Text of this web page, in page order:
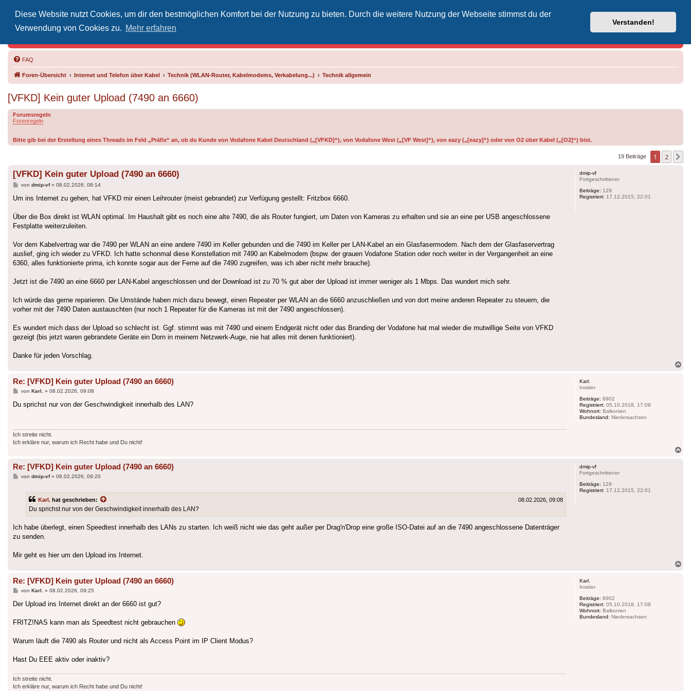
Diese Website nutzt Cookies, um dir den bestmöglichen Komfort bei der Nutzung zu bieten. Durch die weitere Nutzung der Webseite stimmst du der
Verwendung von Cookies zu. Mehr erfahren
Verstanden!
Vodafone-Kabel-Helpdesk
FAQ
Foren-Übersicht Internet und Telefon über Kabel Technik (WLAN-Router, Kabelmodems, Verkabelung...) Technik allgemein
[VFKD] Kein guter Upload (7490 an 6660)
Forumsregeln
Forenregeln
Bitte gib bei der Erstellung eines Threads im Feld „Präfix“ an, ob du Kunde von Vodafone Kabel Deutschland („[VFKD]“), von Vodafone West („[VF West]“), von eazy („[eazy]“) oder von O2 über Kabel („[O2]“) bist.
19 Beiträge 1 2
dmip-vf
Fortgeschrittener
Beiträge: 129
Registriert: 17.12.2015, 22:01
[VFKD] Kein guter Upload (7490 an 6660)
Beitrag
von dmip-vf» 08.02.2026, 08:14
Um ins Internet zu gehen, hat VFKD mir einen Leihrouter (meist gebrandet) zur Verfügung gestellt: Fritzbox 6660.
Über die Box direkt ist WLAN optimal. Im Haushalt gibt es noch eine alte 7490, die als Router fungiert, um Daten von Kameras zu erhalten und sie an eine per USB angeschlossene
Festplatte weiterzuleiten.
Vor dem Kabelvertrag war die 7490 per WLAN an eine andere 7490 im Keller gebunden und die 7490 im Keller per LAN-Kabel an ein Glasfasermodem. Nach dem der Glasfaservertrag
auslief, ging ich wieder zu VFKD. Ich hatte schonmal diese Konstellation mit 7490 an Kabelmodem (bspw. der grauen Vodafone Station oder noch weiter in der Vergangenheit an eine
6360, alles funktionierte prima, ich konnte sogar aus der Ferne auf die 7490 zugreifen, was ich aber nicht mehr brauche).
Jetzt ist die 7490 an eine 6660 per LAN-Kabel angeschlossen und der Download ist zu 70 % gut aber der Upload ist immer weniger als 1 Mbps. Das wundert mich sehr.
Ich würde das gerne reparieren. Die Umstände haben mich dazu bewegt, einen Repeater per WLAN an die 6660 anzuschließen und von dort meine anderen Repeater zu steuern, die
vorher mit der 7490 Daten austauschten (nur noch 1 Repeater für die Kameras ist mit der 7490 angeschlossen).
Es wundert mich dass der Upload so schlecht ist. Ggf. stimmt was mit 7490 und einem Endgerät nicht oder das Branding der Vodafone hat mal wieder die mutwillige Seite von VFKD
gezeigt (bis jetzt waren gebrandete Geräte ein Dorn in meinem Netzwerk-Auge, nie hat alles mit denen funktioniert).
Danke für jeden Vorschlag.
Karl.
Insider
Beiträge: 8902
Registriert: 05.10.2018, 17:08
Wohnort: Balkonien
Bundesland: Niedersachsen
Re: [VFKD] Kein guter Upload (7490 an 6660)
Beitrag
von Karl. » 08.02.2026, 09:08
Du sprichst nur von der Geschwindigkeit innerhalb des LAN?
Ich streite nicht.
Ich erkläre nur, warum ich Recht habe und Du nicht!
dmip-vf
Fortgeschrittener
Beiträge: 129
Registriert: 17.12.2015, 22:01
Re: [VFKD] Kein guter Upload (7490 an 6660)
Beitrag
von dmip-vf» 08.02.2026, 09:20
Karl. hat geschrieben: 08.02.2026, 09:08
Du sprichst nur von der Geschwindigkeit innerhalb des LAN?
Ich habe überlegt, einen Speedtest innerhalb des LANs zu starten. Ich weiß nicht wie das geht außer per Drag'n'Drop eine große ISO-Datei auf an die 7490 angeschlossene Datenträger
zu senden.
Mir geht es hier um den Upload ins Internet.
Karl.
Insider
Beiträge: 8902
Registriert: 05.10.2018, 17:08
Wohnort: Balkonien
Bundesland: Niedersachsen
Re: [VFKD] Kein guter Upload (7490 an 6660)
Beitrag
von Karl. » 08.02.2026, 09:25
Der Upload ins Internet direkt an der 6660 ist gut?
FRITZ!NAS kann man als Speedtest nicht gebrauchen
Warum läuft die 7490 als Router und nicht als Access Point im IP Client Modus?
Hast Du EEE aktiv oder inaktiv?
Ich streite nicht.
Ich erkläre nur, warum ich Recht habe und Du nicht!